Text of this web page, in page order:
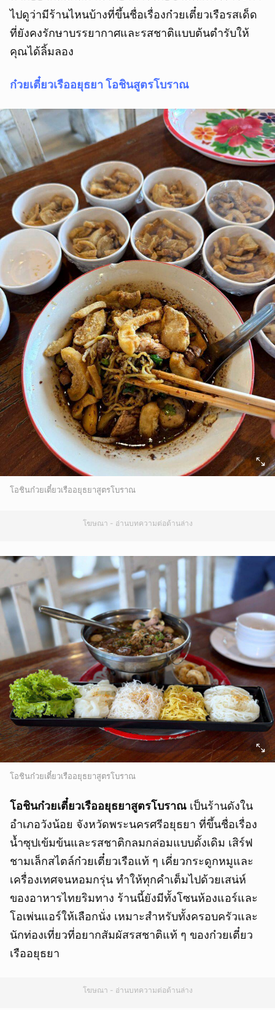
ไปดูว่ามีร้านไหนบ้างที่ขึ้นชื่อเรื่องก๋วยเตี๋ยวเรือรสเด็ด
ที่ยังคงรักษาบรรยากาศและรสชาติแบบต้นตำรับให้
คุณได้ลิ้มลอง
ก๋วยเตี๋ยวเรืออยุธยา โอชินสูตรโบราณ
โอชินก๋วยเตี๋ยวเรืออยุธยาสูตรโบราณ
โฆษณา - อ่านบทความต่อด้านล่าง
โอชินก๋วยเตี๋ยวเรืออยุธยาสูตรโบราณ
โอชินก๋วยเตี๋ยวเรืออยุธยาสูตรโบราณ เป็นร้านดังใน
อำเภอวังน้อย จังหวัดพระนครศรีอยุธยา ที่ขึ้นชื่อเรื่อง
น้ำซุปเข้มข้นและรสชาติกลมกล่อมแบบดั้งเดิม เสิร์ฟ
ชามเล็กสไตล์ก๋วยเตี๋ยวเรือแท้ ๆ เคี่ยวกระดูกหมูและ
เครื่องเทศจนหอมกรุ่น ทำให้ทุกคำเต็มไปด้วยเสน่ห์
ของอาหารไทยริมทาง ร้านนี้ยังมีทั้งโซนห้องแอร์และ
โอเพ่นแอร์ให้เลือกนั่ง เหมาะสำหรับทั้งครอบครัวและ
นักท่องเที่ยวที่อยากสัมผัสรสชาติแท้ ๆ ของก๋วยเตี๋ยว
เรืออยุธยา
โฆษณา - อ่านบทความต่อด้านล่าง